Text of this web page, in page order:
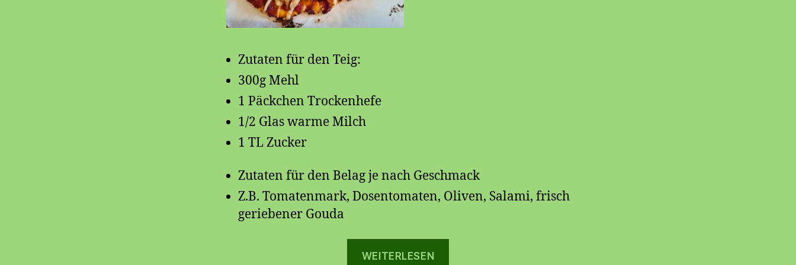
Zutaten für den Teig:
300g Mehl
1 Päckchen Trockenhefe
1/2 Glas warme Milch
1 TL Zucker
Zutaten für den Belag je nach Geschmack
Z.B. Tomatenmark, Dosentomaten, Oliven, Salami, frisch
geriebener Gouda
WEITERLESEN